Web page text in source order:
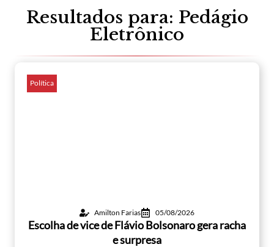
Resultados para: Pedágio
Eletrônico
Política
Amilton Farias 05/08/2026
Escolha de vice de Flávio Bolsonaro gera racha
e surpresa